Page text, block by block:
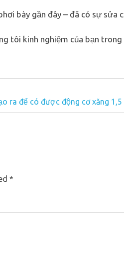
bày gần đây – đã có sự sửa
tôi kinh nghiệm của bạn trong
ra để có được động cơ xăng
*